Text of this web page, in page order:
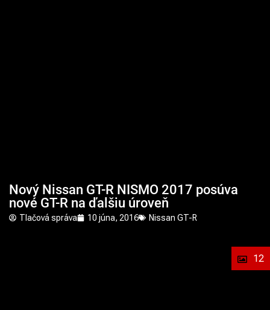
Nový Nissan GT-R NISMO 2017 posúva
nové GT-R na ďalšiu úroveň
Tlačová správa 10 júna, 2016 Nissan GT-R
12